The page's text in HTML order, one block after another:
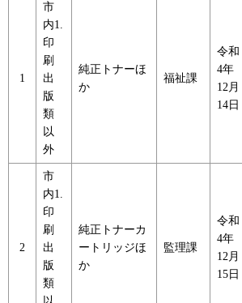
1
市
内1.
印
刷
出
版
類
以
外
純正トナーほ
か
福祉課
令和
4年
12月
14日
2
市
内1.
印
刷
出
版
類
純正トナーカ
ートリッジほ
か
監理課
令和
4年
12月
15日